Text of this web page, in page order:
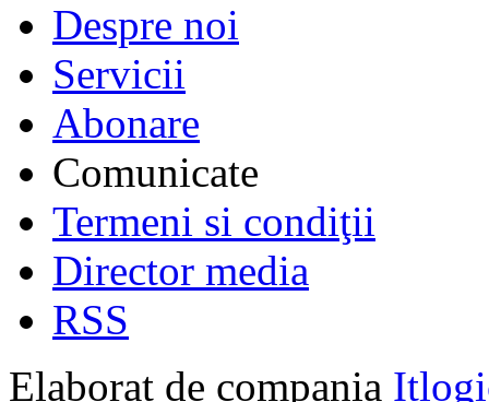
Despre noi
Servicii
Abonare
Comunicate
Termeni si condiţii
Director media
RSS
Elaborat de compania